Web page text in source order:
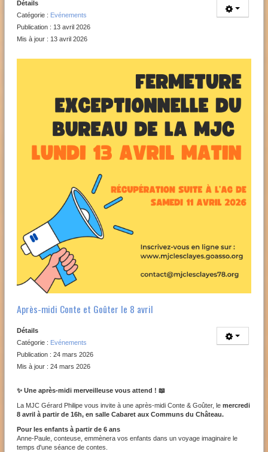
Détails
Catégorie : Evénements
Publication : 13 avril 2026
Mis à jour : 13 avril 2026
Après-midi Conte et Goûter le 8 avril
Détails
Catégorie : Evénements
Publication : 24 mars 2026
Mis à jour : 24 mars 2026
✨ Une après-midi merveilleuse vous attend ! 📖
La MJC Gérard Philipe vous invite à une après-midi Conte & Goûter, le mercredi
8 avril à partir de 16h, en salle Cabaret aux Communs du Château.
Pour les enfants à partir de 6 ans
Anne-Paule, conteuse, emmènera vos enfants dans un voyage imaginaire le
temps d'une séance de contes.